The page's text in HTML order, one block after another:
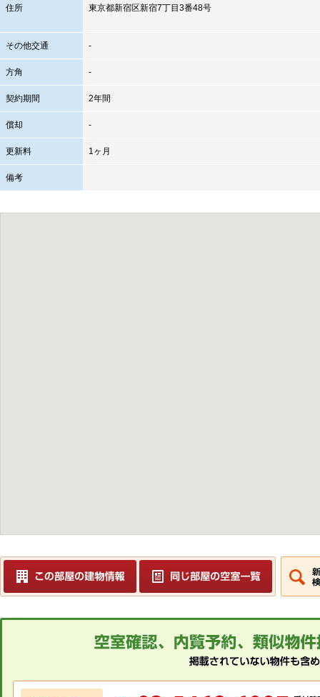
住所 東京都新宿区新宿7丁目3番48号
その他交通 -
方角 -
契約期間 2年間
償却 -
更新料 1ヶ月
備考